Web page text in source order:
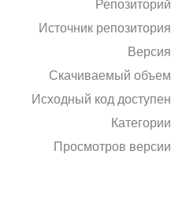
Репозиторий
Источник репозитория
Версия
Скачиваемый объем
Исходный код доступен
Категории
Просмотров версии